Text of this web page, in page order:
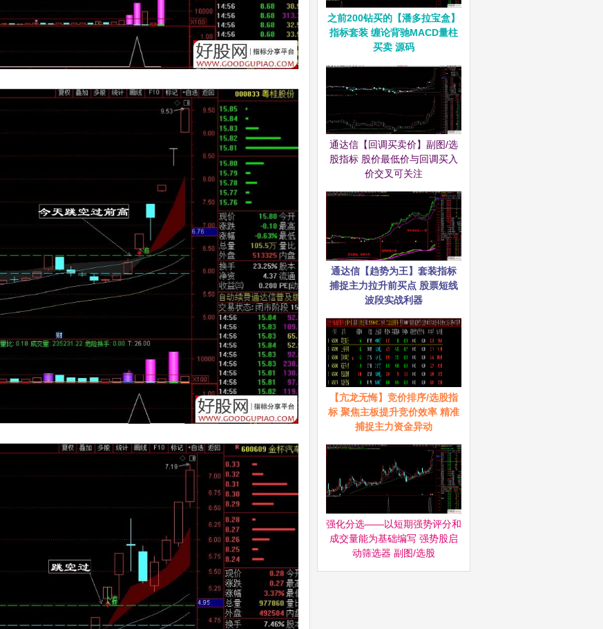
之前200钻买的【潘多拉宝盒】
指标套装 缠论背驰MACD量柱
买卖 源码
通达信【回调买卖价】副图/选
股指标 股价最低价与回调买入
价交叉可关注
通达信【趋势为王】套装指标
捕捉主力拉升前买点 股票短线
波段实战利器
【亢龙无悔】竞价排序/选股指
标 聚焦主板提升竞价效率 精准
捕捉主力资金异动
强化分选——以短期强势评分和
成交量能为基础编写 强势股启
动筛选器‌ 副图/选股